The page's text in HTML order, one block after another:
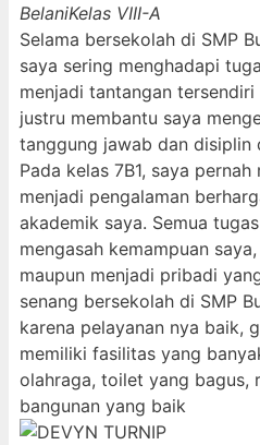
BelaniKelas VIII-A
Selama bersekolah di SMP
saya sering menghadapi
menjadi tantangan
justru membantu saya
tanggung jawab dan disiplin
Pada kelas 7B1, saya
menjadi pengalaman
akademik saya. Semua
mengasah kemampuan
maupun menjadi pribadi
senang bersekolah di SMP
karena pelayanan nya baik,
memiliki fasilitas yang
olahraga, toilet yang bagus,
bangunan yang baik